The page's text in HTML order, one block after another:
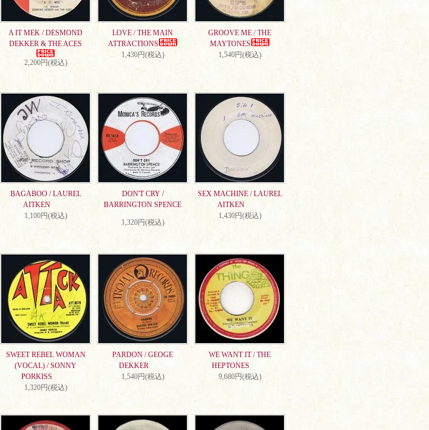
A IT MEK / DESMOND
DEKKER & THE ACES
2,200円(税込)
LOVE / THE MAIN
ATTRACTIONS
1,430円(税込)
GROOVE ME / THE
MAYTONES
1,540円(税込)
BAGABOO / LAUREL
AITKEN
1,100円(税込)
DON'T CRY /
BARRINGTON SPENCE
1,320円(税込)
SEX MACHINE / LAUREL
AITKEN
1,430円(税込)
SWEET REBEL WOMAN
(VOCAL) / SONNY
PORKISS
1,320円(税込)
PARDON / GEOGE
DEKKER
1,540円(税込)
WE WANT IT / THE
HEPTONES
9,680円(税込)